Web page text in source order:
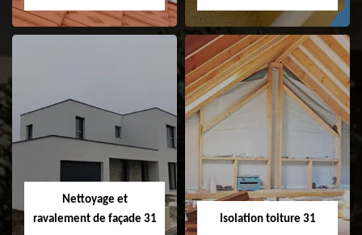
Pose et
changement de
fenêtre de toit et
Velux 31
Nettoyage et pose
Nettoyage et
ravalement de façade 31
Isolation toiture 31